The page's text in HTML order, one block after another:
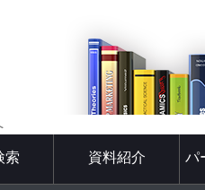
索 資料紹介 パ